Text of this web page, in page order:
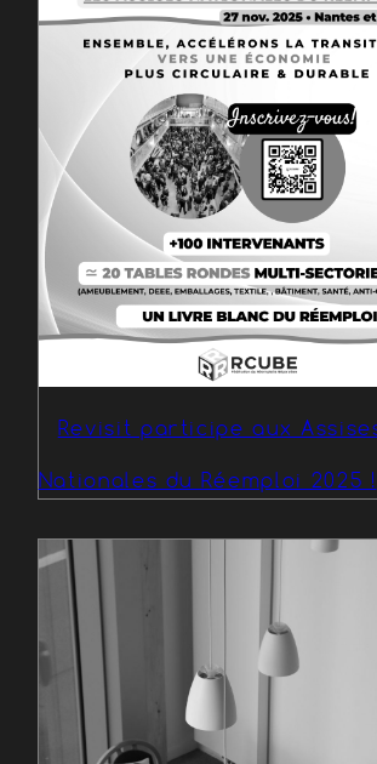
Revisit participe aux
Nationales du Réemploi 2025 !